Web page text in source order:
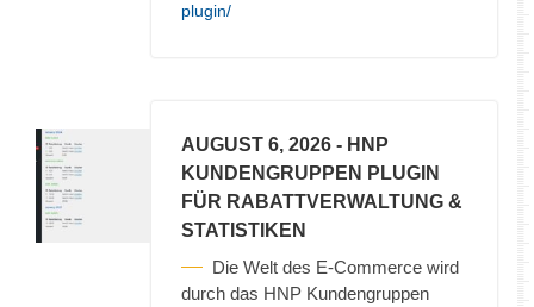
plugin/
AUGUST 6, 2026 - HNP
KUNDENGRUPPEN PLUGIN
FÜR RABATTVERWALTUNG &
STATISTIKEN
Die Welt des E-Commerce wird
durch das HNP Kundengruppen